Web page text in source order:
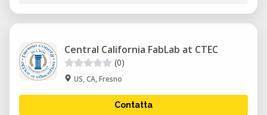
Central California FabLab at CTEC
(0)
US, CA, Fresno
Contatta